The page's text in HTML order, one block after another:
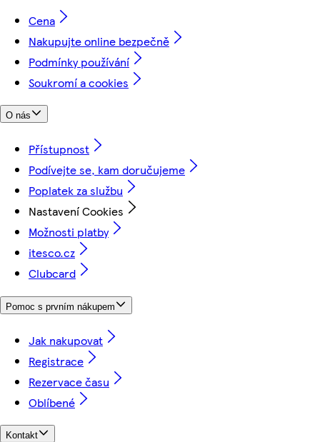
Cena
Nakupujte online bezpečně
Podmínky používání
Soukromí a cookies
O nás
Přístupnost
Podívejte se, kam doručujeme
Poplatek za službu
Nastavení Cookies
Možnosti platby
itesco.cz
Clubcard
Pomoc s prvním nákupem
Jak nakupovat
Registrace
Rezervace času
Oblíbené
Kontakt